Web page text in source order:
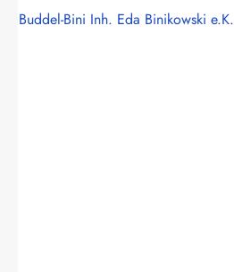
Buddel-Bini Inh. Eda Binikowski e.K.